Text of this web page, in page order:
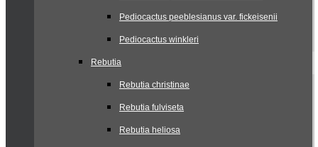
Pediocactus peeblesianus var. fickeisenii
Pediocactus winkleri
Rebutia
Rebutia christinae
Rebutia fulviseta
Rebutia heliosa